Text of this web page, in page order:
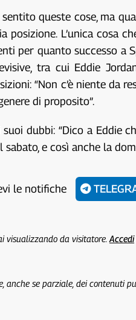
queste cose, ma
L’unica cosa
per quanto successo
tra cui Eddie
“Non c’è niente da
di proposito”.
dubbi: “Dico a Eddie
e così anche la
le notifiche
visualizzando da visitatore. Accedi
anche se parziale, dei contenuti